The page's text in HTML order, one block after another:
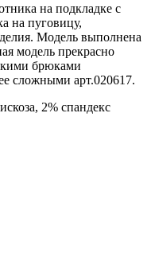
на подкладке с
на пуговицу,
Модель выполнена
модель прекрасно
брюками
сложными арт.020617.
2% спандекс